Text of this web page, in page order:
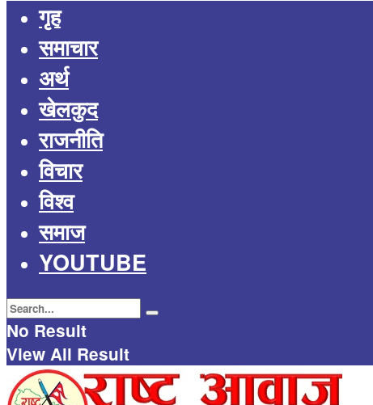
गृह
समाचार
अर्थ
खेलकुद
राजनीति
विचार
विश्व
समाज
YOUTUBE
No Result
View All Result